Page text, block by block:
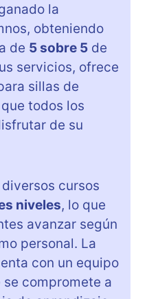
la
obteniendo
de 5 sobre 5 de
servicios, ofrece
sillas de
todos los
de su
cursos
niveles, lo que
avanzar según
personal. La
con un equipo
se compromete a